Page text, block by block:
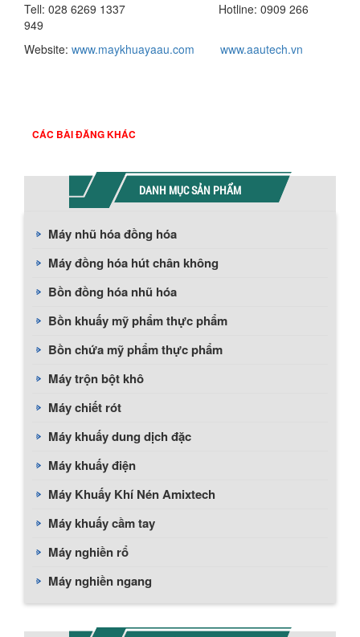
Tell: 028 6269 1337 Hotline: 0909 266
949
Website: www.maykhuayaau.com www.aautech.vn
CÁC BÀI ĐĂNG KHÁC
DANH MỤC SẢN PHẨM
Máy nhũ hóa đồng hóa
Máy đồng hóa hút chân không
Bồn đồng hóa nhũ hóa
Bồn khuấy mỹ phẩm thực phẩm
Bồn chứa mỹ phẩm thực phẩm
Máy trộn bột khô
Máy chiết rót
Máy khuấy dung dịch đặc
Máy khuấy điện
Máy Khuấy Khí Nén Amixtech
Máy khuấy cầm tay
Máy nghiền rổ
Máy nghiền ngang